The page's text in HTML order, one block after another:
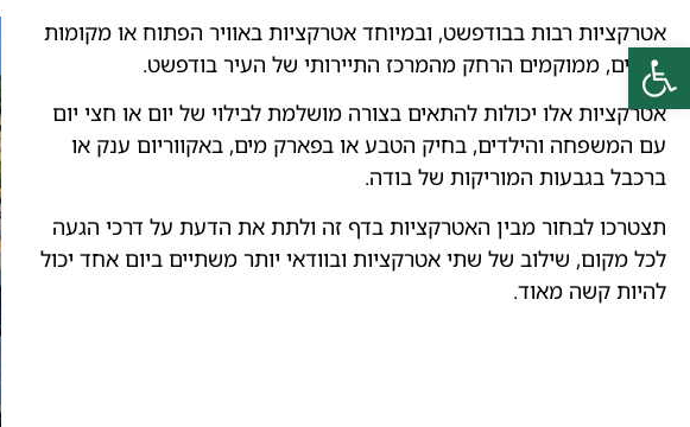
פתח סרגל נגישות
אטרקציות רבות בבודפשט, ובמיוחד אטרקציות באוויר הפתוח או מקומות
גדולים, ממוקמים הרחק מהמרכז התיירותי של העיר בודפשט.
אטרקציות אלו יכולות להתאים בצורה מושלמת לבילוי של יום או חצי יום
עם המשפחה והילדים, בחיק הטבע או בפארק מים, באקווריום ענק או
ברכבל בגבעות המוריקות של בודה.
תצטרכו לבחור מבין האטרקציות בדף זה ולתת את הדעת על דרכי הגעה
לכל מקום, שילוב של שתי אטרקציות ובוודאי יותר משתיים ביום אחד יכול
להיות קשה מאוד.